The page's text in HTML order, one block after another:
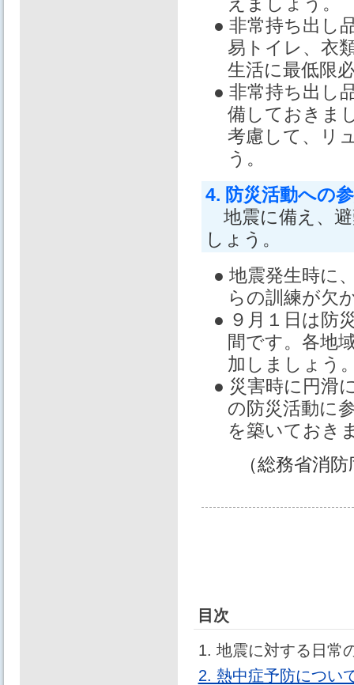
● 非常持ち出し
易トイレ、衣
生活に最低限
● 非常持ち出し
備しておきま
考慮して、リ
う。
4. 防災活動への
地震に備え、避
しょう。
● 地震発生時に
らの訓練が欠
● ９月１日は防
間です。各地
加しましょう
● 災害時に円滑
の防災活動に
を築いておき
（総務省消
目次
1. 地震に対する日常
2. 熱中症予防につい